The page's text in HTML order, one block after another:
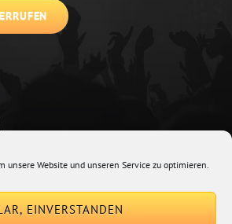
unsere Website und unseren Service zu optimieren.
EINVERSTANDEN
By Catch Themes